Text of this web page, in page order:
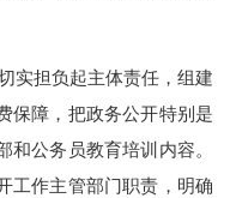
担负起主体责任，组建
保障，把政务公开特别是
公务员教育培训内容。
工作主管部门职责，明确